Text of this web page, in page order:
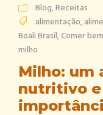
Blog,Receitas
alimentação,
Boali Brasil,Comer bem
milho
Milho: um
nutritivo e